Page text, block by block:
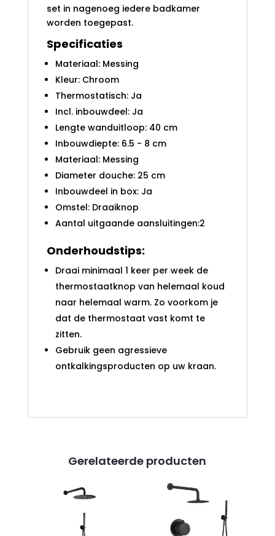
set in nagenoeg iedere badkamer
worden toegepast.
Specificaties
Materiaal: Messing
Kleur: Chroom
Thermostatisch: Ja
Incl. inbouwdeel: Ja
Lengte wanduitloop: 40 cm
Inbouwdiepte: 6.5 - 8 cm
Materiaal: Messing
Diameter douche: 25 cm
Inbouwdeel in box: Ja
Omstel: Draaiknop
Aantal uitgaande aansluitingen:2
Onderhoudstips:
Draai minimaal 1 keer per week de
thermostaatknop van helemaal koud
naar helemaal warm. Zo voorkom je
dat de thermostaat vast komt te
zitten.
Gebruik geen agressieve
ontkalkingsproducten op uw kraan.
Gerelateerde producten